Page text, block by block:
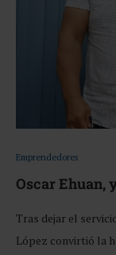
Emprendedores
Oscar Ehuan,
Tras dejar el
López convirtió la